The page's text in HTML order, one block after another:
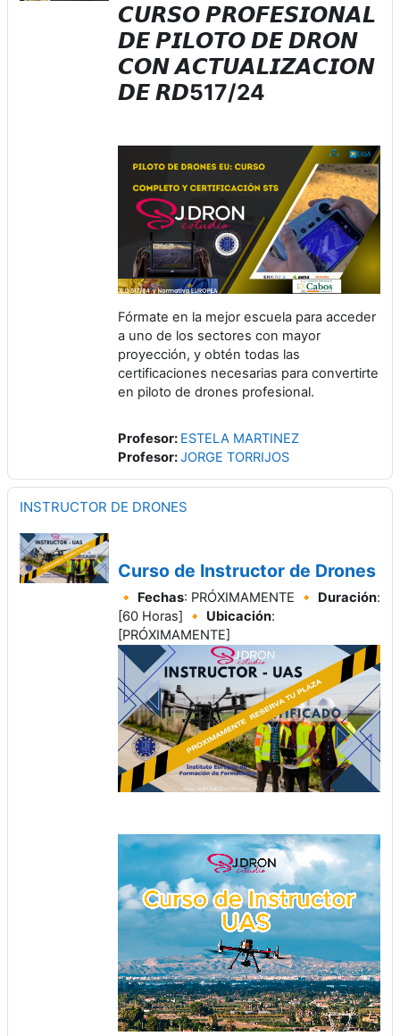
𝘾𝙐𝙍𝙎𝙊 𝙋𝙍𝙊𝙁𝙀𝙎𝙄𝙊𝙉𝘼𝙇
𝘿𝙀 𝙋𝙄𝙇𝙊𝙏𝙊 𝘿𝙀 𝘿𝙍𝙊𝙉
𝘾𝙊𝙉 𝘼𝘾𝙏𝙐𝘼𝙇𝙄𝙕𝘼𝘾𝙄𝙊𝙉
𝘿𝙀 𝙍𝘿517/24
Fórmate en la mejor escuela para acceder
a uno de los sectores con mayor
proyección, y obtén todas las
certificaciones necesarias para convertirte
en piloto de drones profesional.
Profesor: ESTELA MARTINEZ
Profesor:JORGE TORRIJOS
INSTRUCTOR DE DRONES
Curso de Instructor de Drones
🔸 Fechas: PRÓXIMAMENTE 🔸 Duración:
[60 Horas] 🔸 Ubicación:
[PRÓXIMAMENTE]